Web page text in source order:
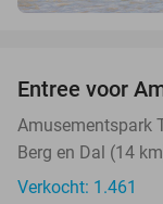
Entree voor
Amusementspark
Berg en Dal (14
Verkocht: 1.461